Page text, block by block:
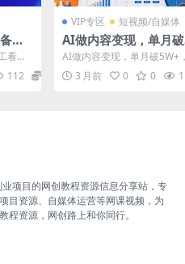
轻
逼
看管
电
112
VIP专区 短视频/自媒体
AI做内容变现，单月
+，完全零基础的人，
以轻松上手
AI做内容变现，单月破5W+
全零基础的人，也可以轻松上
开门见山，不卖关子...
3 月前 0 0
项目的网创教程资源信息分享站，专
目资源、自媒体运营等网课视频，为
程资源，网创路上和你同行。